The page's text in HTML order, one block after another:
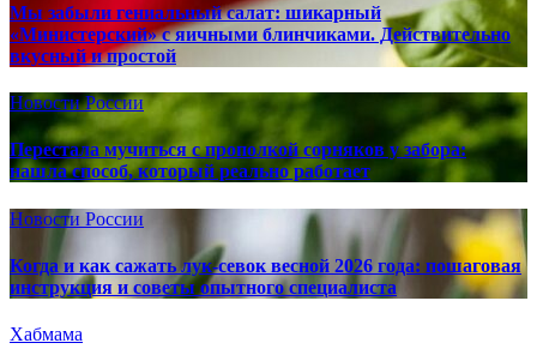
Мы забыли гениальный салат: шикарный
«Министерский» с яичными блинчиками. Действительно
вкусный и простой
Новости России
Перестала мучиться с прополкой сорняков у забора:
нашла способ, который реально работает
Новости России
Когда и как сажать лук-севок весной 2026 года: пошаговая
инструкция и советы опытного специалиста
Хабмама